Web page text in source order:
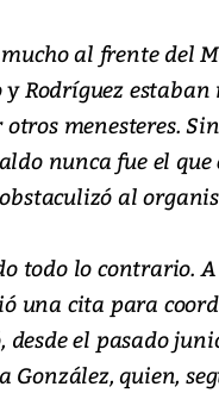
al frente del
Rodríguez
menesteres.
nunca fue el que
al
todo lo contrario.
una cita para
el pasado
González, quien,